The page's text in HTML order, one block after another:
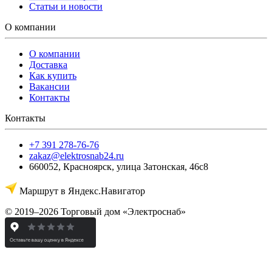
Статьи и новости
О компании
О компании
Доставка
Как купить
Вакансии
Контакты
Контакты
+7 391 278-76-76
zakaz@elektrosnab24.ru
660052, Красноярск, улица Затонская, 46с8
Маршрут в Яндекс.Навигатор
© 2019–2026 Торговый дом «Электроснаб»